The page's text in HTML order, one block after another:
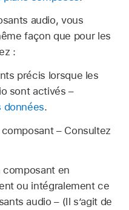
audio, vous
façon que pour les
:
précis lorsque les
sont activés –
données.
– Consultez
composant en
ou intégralement ce
audio – (Il s’agit de